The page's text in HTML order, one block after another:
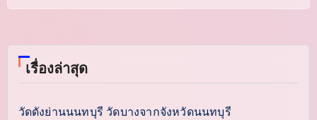
เรื่องล่าสุด
วัดดังย่านนนทบุรี วัดบางจากจังหวัดนนทบุรี